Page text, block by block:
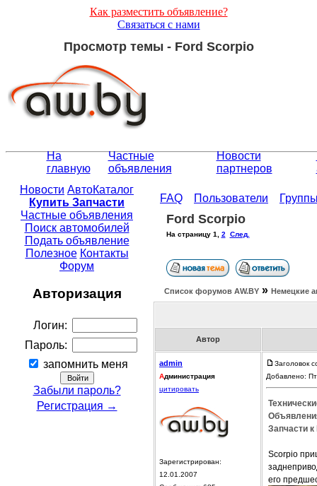
Как разместить объявление?
Связаться с нами
Просмотр темы - Ford Scorpio
На
главную
Частные
объявления
Новости
партнеров
Новости АвтоКаталог
Купить Запчасти
Частные объявления
Поиск автомобилей
Подать объявление
Полезное Контакты
Форум
Авторизация
Логин:
Пароль:
запомнить меня
Забыли пароль?
Регистрация →
FAQ Пользователи
Ford Scorpio
На страницу 1 2 След.
Список форумов АW.BY » Немецкие
Автор
admin
Администрация
цитировать
Зарегистрирован:
12.01.2007
Заголовок
Добавлено:
Запчасти
Scorpio
его